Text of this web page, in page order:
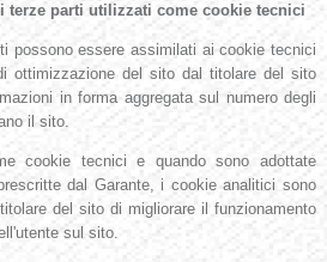
terze parti utilizzati come cookie tecnici
possono essere assimilati ai cookie tecnici
ottimizzazione del sito dal titolare del sito
in forma aggregata sul numero degli
il sito.
cookie tecnici e quando sono adottate
dal Garante, i cookie analitici sono
del sito di migliorare il funzionamento
sul sito.